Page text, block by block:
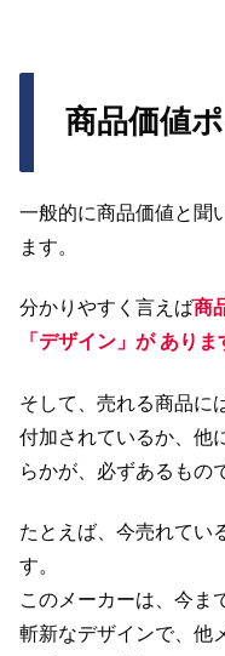
商品価値
一般的に商品価値と聞
ます。
分かりやすく言えば商
「デザイン」が ありま
そして、売れる商品に
付加されているか、他
らかが、必ずあるもの
たとえば、今売れてい
す。
このメーカーは、今ま
斬新なデザインで、他